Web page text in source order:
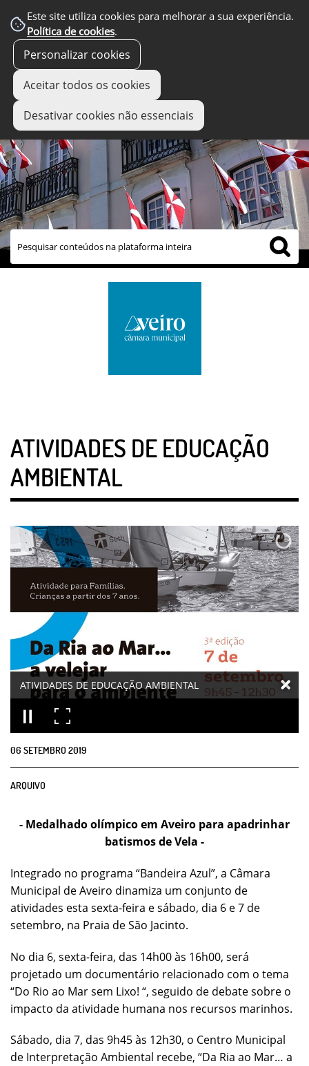
Este site utiliza cookies para melhorar a sua experiência.
Política de cookies.
Personalizar cookies
Aceitar todos os cookies
Desativar cookies não essenciais
links úteis
ATIVIDADES DE EDUCAÇÃO
AMBIENTAL
ATIVIDADES DE EDUCAÇÃO AMBIENTAL
06 SETEMBRO2019
ARQUIVO
- Medalhado olímpico em Aveiro para apadrinhar
batismos de Vela -
Integrado no programa “Bandeira Azul”, a Câmara
Municipal de Aveiro dinamiza um conjunto de
atividades esta sexta-feira e sábado, dia 6 e 7 de
setembro, na Praia de São Jacinto.
No dia 6, sexta-feira, das 14h00 às 16h00, será
projetado um documentário relacionado com o tema
“Do Rio ao Mar sem Lixo! “, seguido de debate sobre o
impacto da atividade humana nos recursos marinhos.
Sábado, dia 7, das 9h45 às 12h30, o Centro Municipal
de Interpretação Ambiental recebe, “Da Ria ao Mar… a